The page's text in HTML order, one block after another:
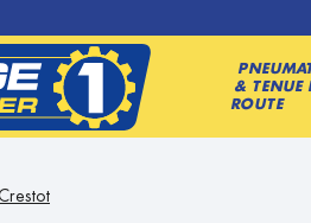
& TENUE
ROUTE